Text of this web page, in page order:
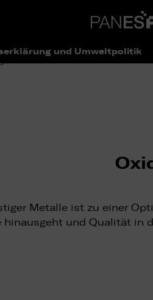
und Umweltpolitik
Metalle ist zu einer
hinausgeht und Qualität in